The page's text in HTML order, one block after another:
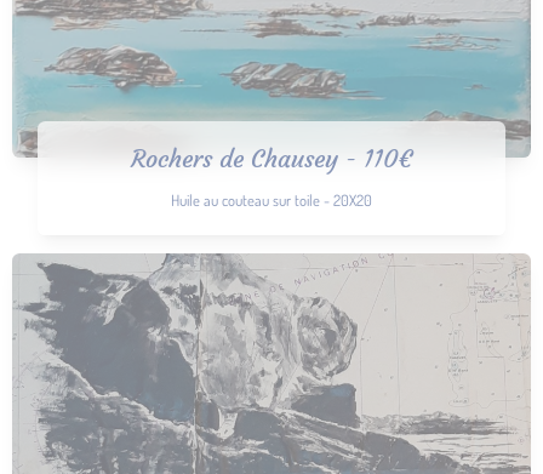
Rochers de Chausey - 110€
Huile au couteau sur toile - 20X20